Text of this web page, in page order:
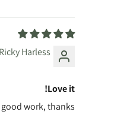
Ricky Harless
Love it!
work, thanks.